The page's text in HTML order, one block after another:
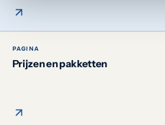
PAGINA
Prijzen en pakketten